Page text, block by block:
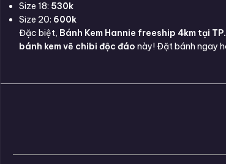
Size 18: 530k
Size 20: 600k
Đặc biệt, Bánh Kem Hannie freeship 4km tại
bánh kem vẽ chibi độc đáo này! Đặt bánh ngay